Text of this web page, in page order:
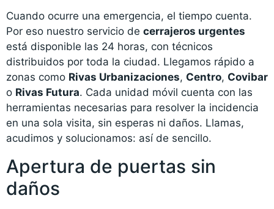
Cuando ocurre una emergencia, el tiempo cuenta.
Por eso nuestro servicio de cerrajeros urgentes
está disponible las 24 horas, con técnicos
distribuidos por toda la ciudad. Llegamos rápido a
zonas como Rivas Urbanizaciones, Centro, Covibar
o Rivas Futura. Cada unidad móvil cuenta con las
herramientas necesarias para resolver la incidencia
en una sola visita, sin esperas ni daños. Llamas,
acudimos y solucionamos: así de sencillo.
Apertura de puertas sin
daños